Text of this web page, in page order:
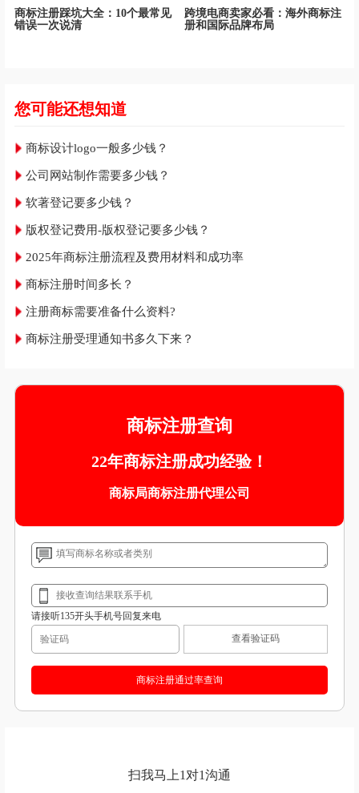
商标注册踩坑大全：10个最常见
错误一次说清
跨境电商卖家必看：海外商标注
册和国际品牌布局
您可能还想知道
商标设计logo一般多少钱？
公司网站制作需要多少钱？
软著登记要多少钱？
版权登记费用-版权登记要多少钱？
2025年商标注册流程及费用材料和成功率
商标注册时间多长？
注册商标需要准备什么资料?
商标注册受理通知书多久下来？
商标注册查询
22年商标注册成功经验！
商标局商标注册代理公司
请接听135开头手机号回复来电
查看验证码
扫我马上1对1沟通